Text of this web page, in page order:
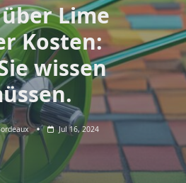
Lime
Kosten:
wissen
Jul 16, 2024